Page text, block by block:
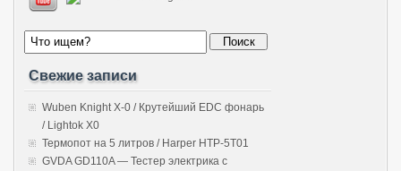
Свежие записи
Wuben Knight X-0 / Крутейший EDC фонарь
/ Lightok X0
Термопот на 5 литров / Harper HTP-5T01
GVDA GD110A — Тестер электрика с